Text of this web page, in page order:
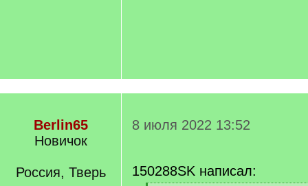
Berlin65
Новичок
Россия, Тверь
8 июля 2022 13:52
150288SK написал: